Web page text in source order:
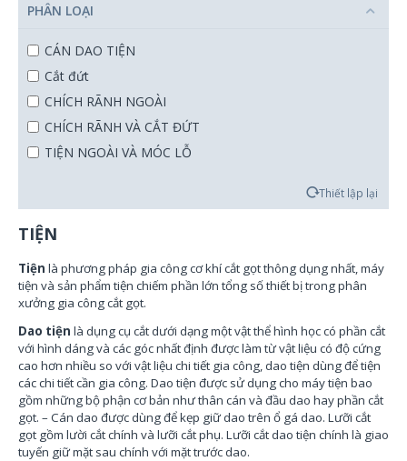
ALPS TOOL
DORMER PRAMET
PHÂN LOẠI
CÁN DAO TIỆN
Cắt đứt
CHÍCH RÃNH NGOÀI
CHÍCH RÃNH VÀ CẮT ĐỨT
TIỆN NGOÀI VÀ MÓC LỖ
Thiết lập lại
TIỆN
Tiện là phương pháp gia công cơ khí cắt gọt thông dụng nhất, máy
tiện và sản phẩm tiện chiếm phần lớn tổng số thiết bị trong phân
xưởng gia công cắt gọt.
Dao tiện là dụng cụ cắt dưới dạng một vật thể hình học có phần cắt
với hình dáng và các góc nhất định được làm từ vật liệu có độ cứng
cao hơn nhiều so với vật liệu chi tiết gia công, dao tiện dùng để tiện
các chi tiết cần gia công. Dao tiện được sử dụng cho máy tiện bao
gồm những bộ phận cơ bản như thân cán và đầu dao hay phần cắt
gọt. – Cán dao được dùng để kẹp giữ dao trên ổ gá dao. Lưỡi cắt
gọt gồm lười cắt chính và lưỡi cắt phụ. Lưỡi cắt dao tiện chính là giao
tuyến giữ mặt sau chính với mặt trước dao.